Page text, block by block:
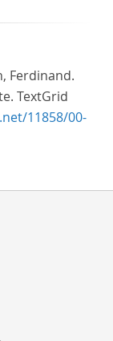
Ferdinand.
TextGrid
11858/00-